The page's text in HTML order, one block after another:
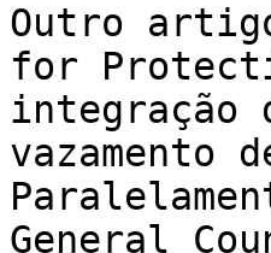
Outro
for
integração
vazamento
General